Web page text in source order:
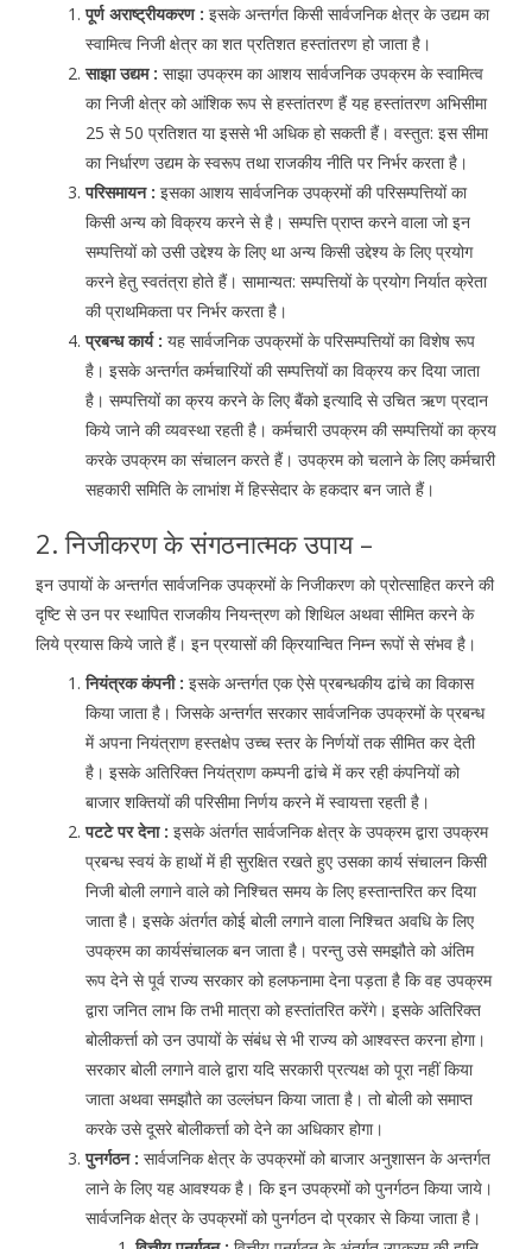
पूर्ण अराष्ट्रीयकरण : इसके अन्तर्गत किसी सार्वजनिक क्षेत्र के उद्यम का
स्वामित्व निजी क्षेत्र का शत प्रतिशत हस्तांतरण हो जाता है।
साझा उद्यम : साझा उपक्रम का आशय सार्वजनिक उपक्रम के स्वामित्व
का निजी क्षेत्र को आंशिक रूप से हस्तांतरण हैं यह हस्तांतरण अभिसीमा
25 से 50 प्रतिशत या इससे भी अधिक हो सकती हैं। वस्तुत: इस सीमा
का निर्धारण उद्यम के स्वरूप तथा राजकीय नीति पर निर्भर करता है।
परिसमायन : इसका आशय सार्वजनिक उपक्रमों की परिसम्पत्तियों का
किसी अन्य को विक्रय करने से है। सम्पत्ति प्राप्त करने वाला जो इन
सम्पत्तियों को उसी उद्देश्य के लिए था अन्य किसी उद्देश्य के लिए प्रयोग
करने हेतु स्वतंत्रा होते हैं। सामान्यत: सम्पत्तियों के प्रयोग निर्यात क्रेता
की प्राथमिकता पर निर्भर करता है।
प्रबन्ध कार्य : यह सार्वजनिक उपक्रमों के परिसम्पत्तियों का विशेष रूप
है। इसके अन्तर्गत कर्मचारियों की सम्पत्तियों का विक्रय कर दिया जाता
है। सम्पत्तियों का क्रय करने के लिए बैंको इत्यादि से उचित ऋण प्रदान
किये जाने की व्यवस्था रहती है। कर्मचारी उपक्रम की सम्पत्तियों का क्रय
करके उपक्रम का संचालन करते हैं। उपक्रम को चलाने के लिए कर्मचारी
सहकारी समिति के लाभांश में हिस्सेदार के हकदार बन जाते हैं।
2. निजीकरण के संगठनात्मक उपाय –
इन उपायों के अन्तर्गत सार्वजनिक उपक्रमों के निजीकरण को प्रोत्साहित करने की
दृष्टि से उन पर स्थापित राजकीय नियन्त्रण को शिथिल अथवा सीमित करने के
लिये प्रयास किये जाते हैं। इन प्रयासों की क्रियान्वित निम्न रूपों से संभव है।
नियंत्रक कंपनी : इसके अन्तर्गत एक ऐसे प्रबन्धकीय ढांचे का विकास
किया जाता है। जिसके अन्तर्गत सरकार सार्वजनिक उपक्रमों के प्रबन्ध
में अपना नियंत्राण हस्तक्षेप उच्च स्तर के निर्णयों तक सीमित कर देती
है। इसके अतिरिक्त नियंत्राण कम्पनी ढांचे में कर रही कंपनियों को
बाजार शक्तियों की परिसीमा निर्णय करने में स्वायत्ता रहती है।
पटटे पर देना : इसके अंतर्गत सार्वजनिक क्षेत्र के उपक्रम द्वारा उपक्रम
प्रबन्ध स्वयं के हाथों में ही सुरक्षित रखते हुए उसका कार्य संचालन किसी
निजी बोली लगाने वाले को निश्चित समय के लिए हस्तान्तरित कर दिया
जाता है। इसके अंतर्गत कोई बोली लगाने वाला निश्चित अवधि के लिए
उपक्रम का कार्यसंचालक बन जाता है। परन्तु उसे समझौते को अंतिम
रूप देने से पूर्व राज्य सरकार को हलफनामा देना पड़ता है कि वह उपक्रम
द्वारा जनित लाभ कि तभी मात्रा को हस्तांतरित करेंगे। इसके अतिरिक्त
बोलीकर्त्ता को उन उपायों के संबंध से भी राज्य को आश्वस्त करना होगा।
सरकार बोली लगाने वाले द्वारा यदि सरकारी प्रत्यक्ष को पूरा नहीं किया
जाता अथवा समझौते का उल्लंघन किया जाता है। तो बोली को समाप्त
करके उसे दूसरे बोलीकर्त्ता को देने का अधिकार होगा।
पुनर्गठन : सार्वजनिक क्षेत्र के उपक्रमों को बाजार अनुशासन के अन्तर्गत
लाने के लिए यह आवश्यक है। कि इन उपक्रमों को पुनर्गठन किया जाये।
सार्वजनिक क्षेत्र के उपक्रमों को पुनर्गठन दो प्रकार से किया जाता है।